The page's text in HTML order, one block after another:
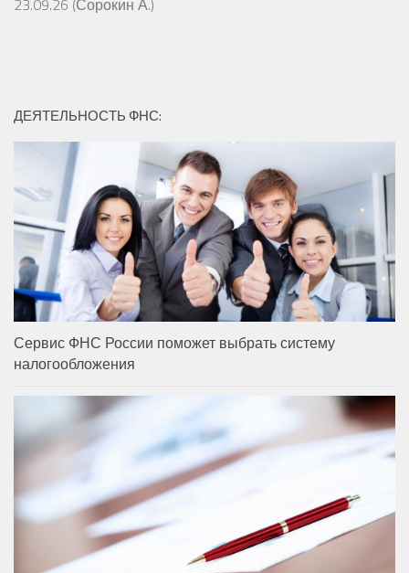
23.09.26 (Сорокин А.)
ДЕЯТЕЛЬНОСТЬ ФНС:
Сервис ФНС России поможет выбрать систему
налогообложения